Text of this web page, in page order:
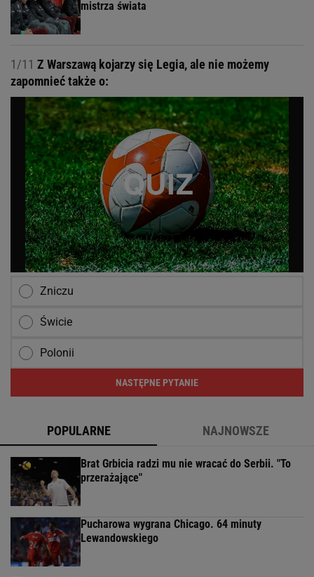
mistrza świata
1/11 Z Warszawą kojarzy się Legia, ale nie możemy
zapomnieć także o:
Zniczu
Świcie
Polonii
NASTĘPNE PYTANIE
POPULARNE NAJNOWSZE
Brat Grbicia radzi mu nie wracać do Serbii. "To
przerażające"
Pucharowa wygrana Chicago. 64 minuty
Lewandowskiego